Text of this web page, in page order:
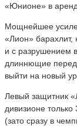
«Юнионе» в
Мощнейшее
«Лион»
и с разрушением
длиннющие
выйти на новый
Левый защитник
дивизионе
(зато сразу в